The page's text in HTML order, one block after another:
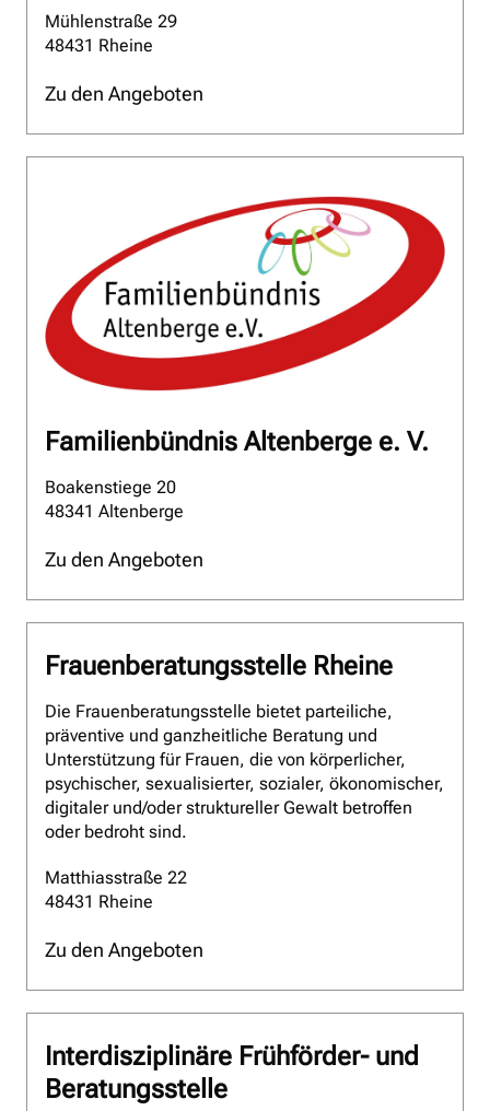
Mühlenstraße 29
48431 Rheine
Zu den Angeboten
Familienbündnis Altenberge e. V.
Boakenstiege 20
48341 Altenberge
Zu den Angeboten
Frauenberatungsstelle Rheine
Die Frauenberatungsstelle bietet parteiliche,
präventive und ganzheitliche Beratung und
Unterstützung für Frauen, die von körperlicher,
psychischer, sexualisierter, sozialer, ökonomischer,
digitaler und/oder struktureller Gewalt betroffen
oder bedroht sind.
Matthiasstraße 22
48431 Rheine
Zu den Angeboten
Interdisziplinäre Frühförder- und
Beratungsstelle